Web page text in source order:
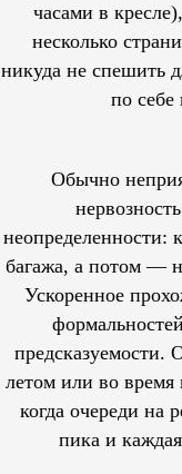
часами в
несколько
никуда не спешить
по себе
Обычно
неопределенности:
багажа, а потом —
Ускоренное
предсказуемости.
летом или во время
когда очереди на
пика и